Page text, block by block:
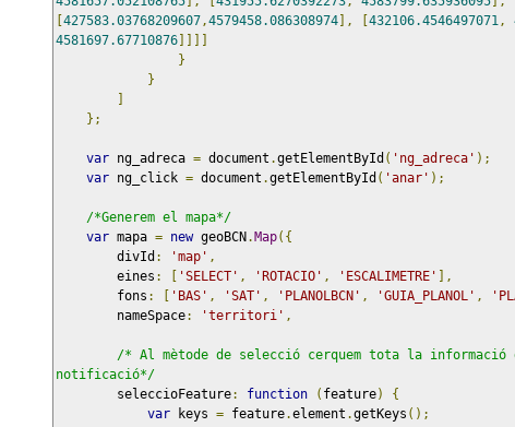
427583.03768209607,4579458.086308974 ], 432106.4546497071,
4581697.67710876
}
}
};
var ng_adreca = document .getElementById ( 'ng_adreca' );
var ng_click = document .getElementById ( 'anar' );
/*Generem el mapa*/
var mapa = new geoBCN . Map({
        divId
: 'map' ,
        eines
: 'SELECT' , 'ROTACIO' , 'ESCALIMETRE'
],
        fons
: 'BAS' , 'SAT' , 'PLANOLBCN' , 'GUIA_PLANOL' ,
        nameSpace
: 'territori' ,
/* Al mètode de selecció cerquem tota la
notificació*/
        seleccioFeature
: function ( feature)
{
var keys = feature.element .getKeys ();